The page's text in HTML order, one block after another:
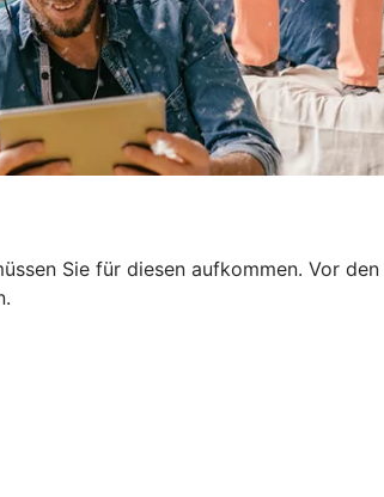
Sie für diesen aufkommen. Vor